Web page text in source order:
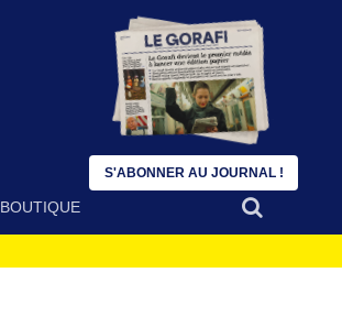
BOUTIQUE
S'ABONNER AU JOURNAL !